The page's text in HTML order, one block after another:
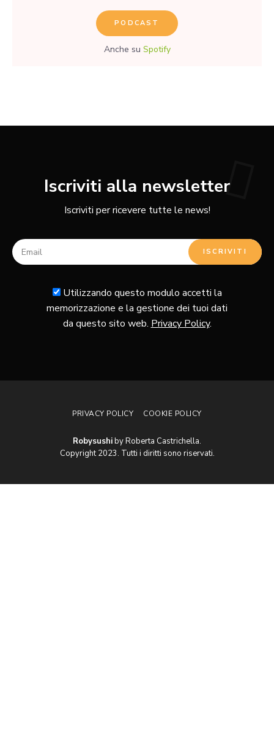
PODCAST
Anche su Spotify
Iscriviti alla newsletter
Iscriviti per ricevere tutte le news!
Utilizzando questo modulo accetti la
memorizzazione e la gestione dei tuoi dati
da questo sito web.Privacy Policy.
PRIVACY POLICY COOKIE POLICY
Robysushiby Roberta Castrichella.
Copyright 2023. Tutti i diritti sono riservati.